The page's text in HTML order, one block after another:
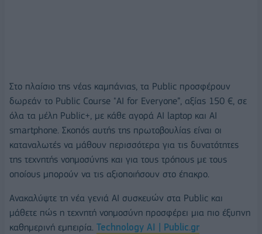
Στο πλαίσιο της νέας καμπάνιας, τα Public προσφέρουν
δωρεάν το Public Course "AI for Everyone”, αξίας 150 €, σε
όλα τα μέλη Public+, με κάθε αγορά AI laptop και AI
smartphone. Σκοπός αυτής της πρωτοβουλίας είναι οι
καταναλωτές να μάθουν περισσότερα για τις δυνατότητες
της τεχνητής νοημοσύνης και για τους τρόπους με τους
οποίους μπορούν να τις αξιοποιήσουν στο έπακρο.
Ανακαλύψτε τη νέα γενιά AI συσκευών στα Public και
μάθετε πώς η τεχνητή νοημοσύνη προσφέρει μια πιο έξυπνη
καθημερινή εμπειρία. Technology AI | Public.gr